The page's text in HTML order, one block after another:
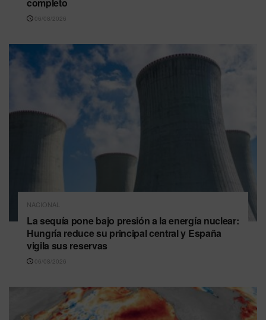
completo
06/08/2026
NACIONAL
La sequía pone bajo presión a la energía nuclear:
Hungría reduce su principal central y España
vigila sus reservas
06/08/2026